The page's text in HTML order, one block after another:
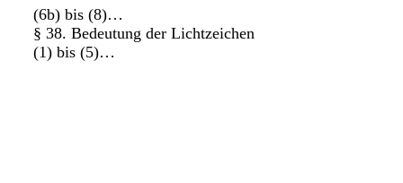
(6b) bis (8)…
§ 38. Bedeutung der Lichtzeichen
(1) bis (5)…